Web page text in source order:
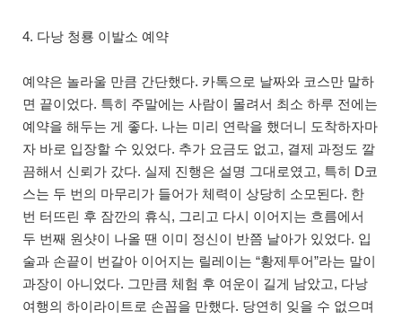
4. 다낭 청룡 이발소 예약
예약은 놀라울 만큼 간단했다. 카톡으로 날짜와 코스만 말하
면 끝이었다. 특히 주말에는 사람이 몰려서 최소 하루 전에는
예약을 해두는 게 좋다. 나는 미리 연락을 했더니 도착하자마
자 바로 입장할 수 있었다. 추가 요금도 없고, 결제 과정도 깔
끔해서 신뢰가 갔다. 실제 진행은 설명 그대로였고, 특히 D코
스는 두 번의 마무리가 들어가 체력이 상당히 소모된다. 한
번 터뜨린 후 잠깐의 휴식, 그리고 다시 이어지는 흐름에서
두 번째 원샷이 나올 땐 이미 정신이 반쯤 날아가 있었다. 입
술과 손끝이 번갈아 이어지는 릴레이는 “황제투어”라는 말이
과장이 아니었다. 그만큼 체험 후 여운이 길게 남았고, 다낭
여행의 하이라이트로 손꼽을 만했다. 당연히 잊을 수 없으며